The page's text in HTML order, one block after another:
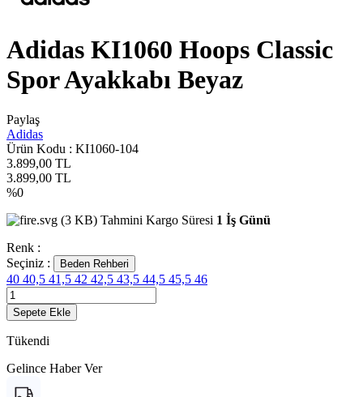
Adidas KI1060 Hoops Classic
Spor Ayakkabı Beyaz
Paylaş
Adidas
Ürün Kodu : KI1060-104
3.899,00 TL
3.899,00 TL
%0
Tahmini Kargo Süresi 1 İş Günü
Renk :
Seçiniz :
Beden Rehberi
40 40,5 41,5 42 42,5 43,5 44,5 45,5 46
Sepete Ekle
Tükendi
Gelince Haber Ver